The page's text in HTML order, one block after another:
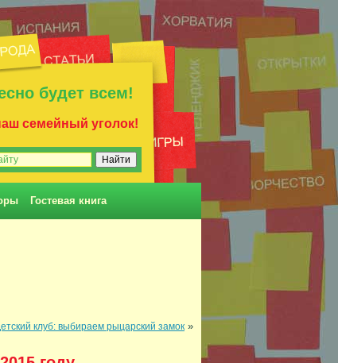
будет всем!
семейный уголок!
Гостевая книга
клуб: выбираем рыцарский замок »